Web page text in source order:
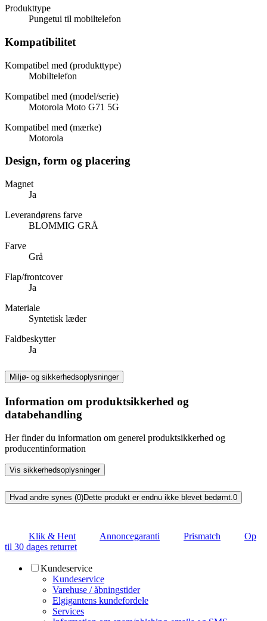
Produkttype
Pungetui til mobiltelefon
Kompatibilitet
Kompatibel med (produkttype)
Mobiltelefon
Kompatibel med (model/serie)
Motorola Moto G71 5G
Kompatibel med (mærke)
Motorola
Design, form og placering
Magnet
Ja
Leverandørens farve
BLOMMIG GRÅ
Farve
Grå
Flap/frontcover
Ja
Materiale
Syntetisk læder
Faldbeskytter
Ja
Miljø- og sikkerhedsoplysninger
Information om produktsikkerhed og
databehandling
Her finder du information om generel produktsikkerhed og
producentinformation
Vis sikkerhedsoplysninger
Hvad andre synes (0)Dette produkt er endnu ikke blevet bedømt.0
Klik & Hent Annoncegaranti Prismatch
Op
til 30 dages returret
Kundeservice
Kundeservice
Varehuse / åbningstider
Elgigantens kundefordele
Services